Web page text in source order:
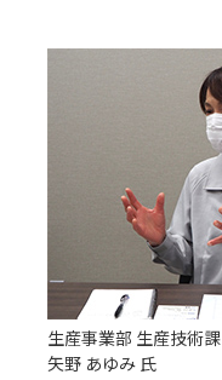
生産事業部 生産技術課
矢野 あゆみ 氏